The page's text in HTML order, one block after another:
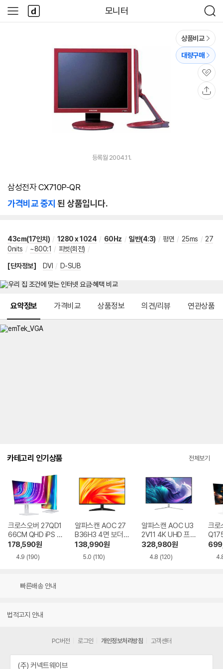
모니터
검
색
사
이
다
나
와
상품비교
대량구매
관
심
등록월 2004.11.
삼성전자 CX710P-QR
가격비교 중지 된 상품입니다.
43cm(17인치) / 1280 x 1024 / 60Hz / 일반(4:3) / 평면 / 25ms / 27
0nits / ~800:1 / 피벗(회전) /
[단자정보] DVI / D-SUB
요약정보 가격비교 상품정보 의견/리뷰 연관상품
카테고리 인기상품 전체보기
크로스오버 27QD1
66CM QHD iPS U
SB-C 화이트 Ai 멀
티스탠드
178,590원
4.9 (190)
알파스캔 AOC 27
B36H3 4면 보더리
스 IPS 120 시력보
호 무결점
138,990원
5.0 (110)
알파스캔 AOC U3
2V11 4K UHD 프리
싱크 HDR 시력보호
무결점
328,980원
4.8 (120)
크로
Ai
빠른배송 안내
법적고지 안내
PC버전 로그인 개인정보처리방침 고객센터
(주) 커넥트웨이브